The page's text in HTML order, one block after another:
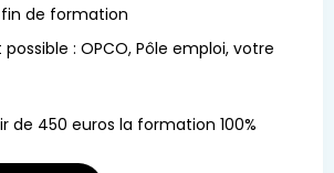
de formation
: OPCO, Pôle emploi, votre
de 450 euros la formation 100%